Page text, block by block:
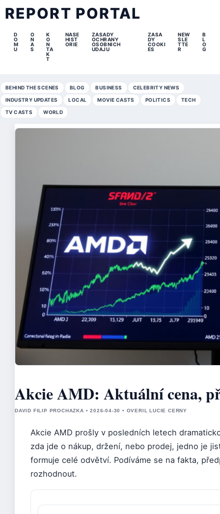
REPORT PORTAL
D
O
M
U
O
N
A
S
K
O
N
TA
K
T
NASE
HIST
ORIE
ZASADY
OCHRANY
OSOBNICH
UDAJU
ZASA
DY
COOKI
ES
NEW
SLE
TTE
R
B
L
O
G
BEHIND THE SCENES BLOG BUSINESS CELEBRITY NEWS
INDUSTRY UPDATES LOCAL MOVIE CASTS POLITICS TECH
TV CASTS WORLD
Akcie AMD: Aktuální cena,
DAVID FILIP PROCHAZKA • 2026-04-30 • OVERIL LUCIE CERNY
Akcie AMD prošly v posledních letech
zda jde o nákup, držení, nebo prodej, jedno je
formuje celé odvětví. Podíváme se na fakta,
rozhodnout.